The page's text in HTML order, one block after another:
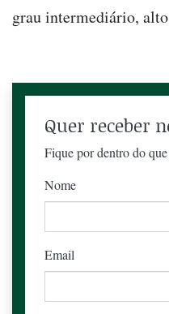
grau intermediário,
Quer receber
Fique por dentro do
Nome
Email